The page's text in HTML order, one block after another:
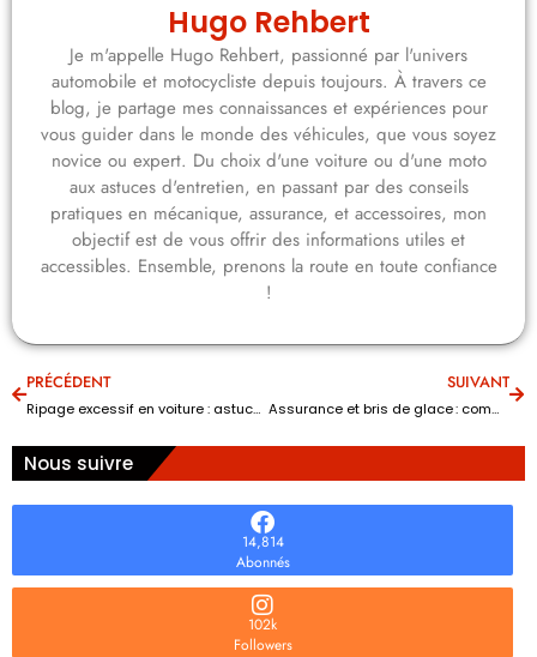
Hugo Rehbert
Je m'appelle Hugo Rehbert, passionné par l'univers
automobile et motocycliste depuis toujours. À travers ce
blog, je partage mes connaissances et expériences pour
vous guider dans le monde des véhicules, que vous soyez
novice ou expert. Du choix d'une voiture ou d'une moto
aux astuces d'entretien, en passant par des conseils
pratiques en mécanique, assurance, et accessoires, mon
objectif est de vous offrir des informations utiles et
accessibles. Ensemble, prenons la route en toute confiance
!
PRÉCÉDENT
Ripage excessif en voiture : astuces étonnantes pour une conduite plus sereine
SUIVANT
Assurance et bris de glace : comment fonctionne le remboursement chez Carglass ?
Nous suivre
14,814
Abonnés
102k
Followers